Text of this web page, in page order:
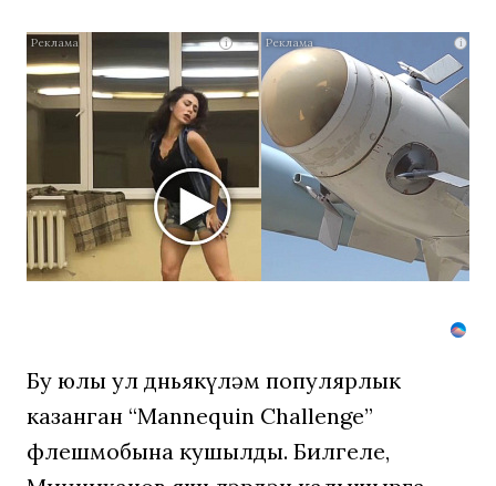
i
из
Омска:
вы
будете
смеяться
долго
i
Бу юлы ул дөньякүләм популярлык
казанган “Mannequin Challenge”
флешмобына кушылды. Билгеле,